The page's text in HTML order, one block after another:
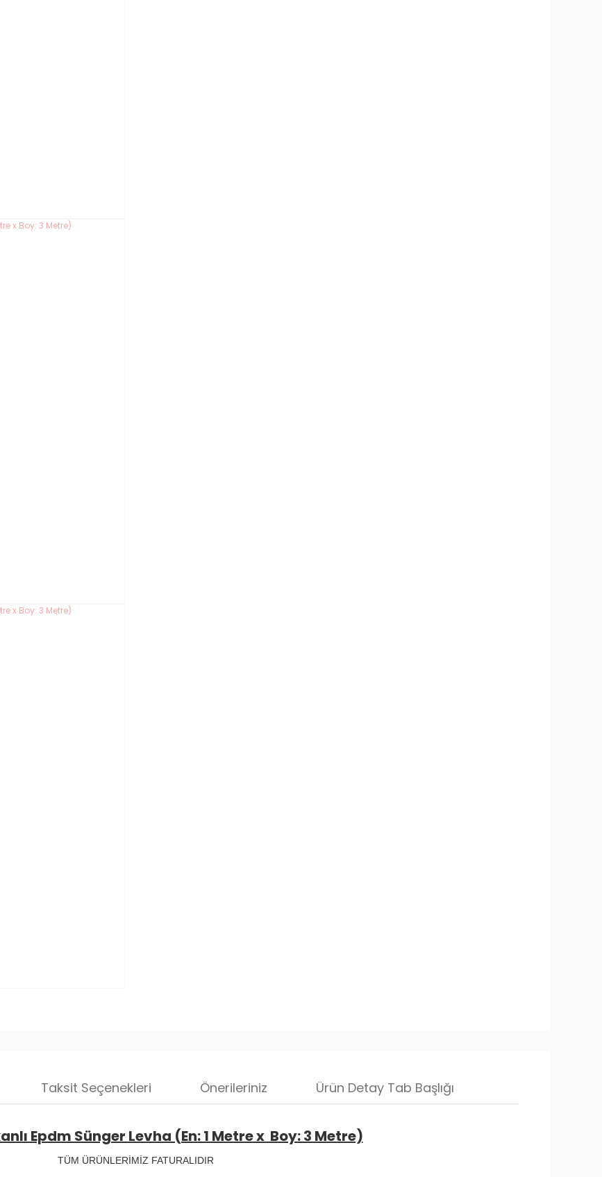
Taksit Seçenekleri Önerileriniz Ürün Detay Tab Başlığı
Epdm Sünger Levha (En: 1 Metre x Boy: 3 Metre)
TÜM ÜRÜNLERİMİZ FATURALIDIR